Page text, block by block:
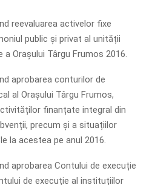
reevaluarea activelor fixe
public și privat al unității
Orașului Târgu Frumos 2016.
aprobarea conturilor de
al Orașului Târgu Frumos,
finanțate integral din
precum și a situațiilor
la acestea pe anul 2016.
aprobarea Contului de execuție
de execuție al instituțiilor